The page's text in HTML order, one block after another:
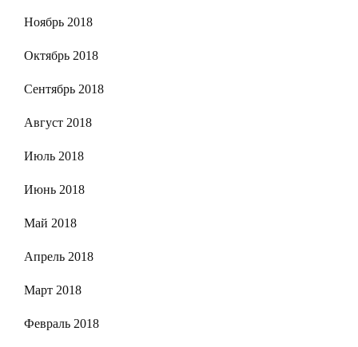
Ноябрь 2018
Октябрь 2018
Сентябрь 2018
Август 2018
Июль 2018
Июнь 2018
Май 2018
Апрель 2018
Март 2018
Февраль 2018